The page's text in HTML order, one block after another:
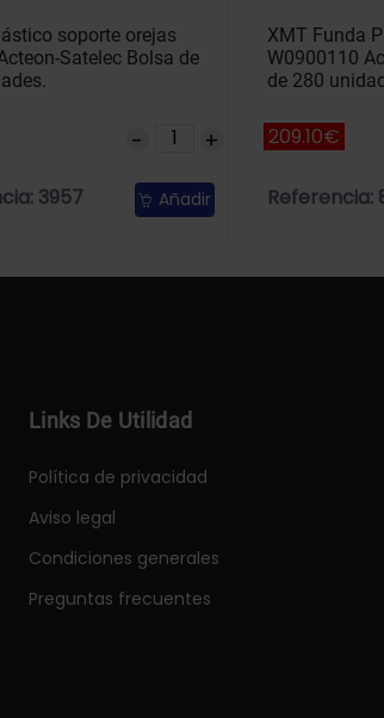
soporte orejas
Satelec Bolsa de
3957 Añadir
XMT Funda
W0900110
de 280
209.10€
Referencia:
Links De Utilidad
Política de privacidad
Aviso legal
Condiciones generales
Preguntas frecuentes